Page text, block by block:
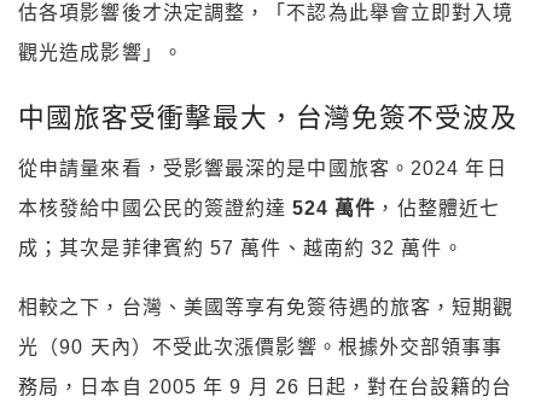
估各項影響後才決定調整，「不認為此舉會立即對入境
觀光造成影響」。
中國旅客受衝擊最大，台灣免簽不受波及
從申請量來看，受影響最深的是中國旅客。2024 年日
本核發給中國公民的簽證約達524 萬件 ，佔整體近七
成；其次是菲律賓約 57 萬件、越南約 32 萬件。
相較之下，台灣、美國等享有免簽待遇的旅客，短期觀
光（90 天內）不受此次漲價影響。根據外交部領事事
務局，日本自 2005 年 9 月 26 日起，對在台設籍的台